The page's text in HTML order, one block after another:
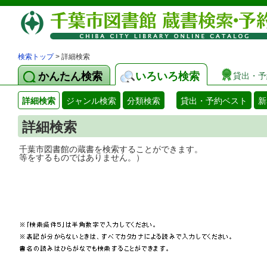
検索トップ> 詳細検索
かんたん検索 いろいろ検索 貸出・
詳細検索 ジャンル検索 分類検索 貸出・予約ベスト
詳細検索
千葉市図書館の蔵書を検索することがで
等をするものではありません。）